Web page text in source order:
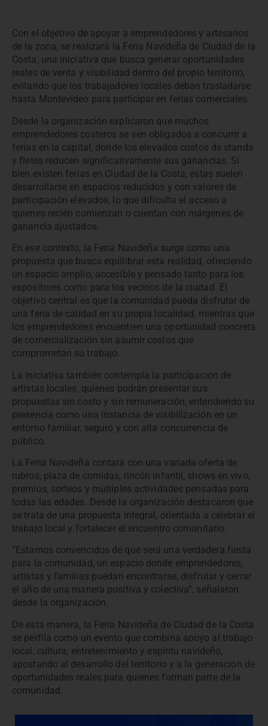
Con el objetivo de apoyar a emprendedores y artesanos
de la zona, se realizará la Feria Navideña de Ciudad de la
Costa, una iniciativa que busca generar oportunidades
reales de venta y visibilidad dentro del propio territorio,
evitando que los trabajadores locales deban trasladarse
hasta Montevideo para participar en ferias comerciales.
Desde la organización explicaron que muchos
emprendedores costeros se ven obligados a concurrir a
ferias en la capital, donde los elevados costos de stands
y fletes reducen significativamente sus ganancias. Si
bien existen ferias en Ciudad de la Costa, estas suelen
desarrollarse en espacios reducidos y con valores de
participación elevados, lo que dificulta el acceso a
quienes recién comienzan o cuentan con márgenes de
ganancia ajustados.
En ese contexto, la Feria Navideña surge como una
propuesta que busca equilibrar esta realidad, ofreciendo
un espacio amplio, accesible y pensado tanto para los
expositores como para los vecinos de la ciudad. El
objetivo central es que la comunidad pueda disfrutar de
una feria de calidad en su propia localidad, mientras que
los emprendedores encuentren una oportunidad concreta
de comercialización sin asumir costos que
comprometan su trabajo.
La iniciativa también contempla la participación de
artistas locales, quienes podrán presentar sus
propuestas sin costo y sin remuneración, entendiendo su
presencia como una instancia de visibilización en un
entorno familiar, seguro y con alta concurrencia de
público.
La Feria Navideña contará con una variada oferta de
rubros, plaza de comidas, rincón infantil, shows en vivo,
premios, sorteos y múltiples actividades pensadas para
todas las edades. Desde la organización destacaron que
se trata de una propuesta integral, orientada a celebrar el
trabajo local y fortalecer el encuentro comunitario.
“Estamos convencidos de que será una verdadera fiesta
para la comunidad, un espacio donde emprendedores,
artistas y familias puedan encontrarse, disfrutar y cerrar
el año de una manera positiva y colectiva”, señalaron
desde la organización.
De esta manera, la Feria Navideña de Ciudad de la Costa
se perfila como un evento que combina apoyo al trabajo
local, cultura, entretenimiento y espíritu navideño,
apostando al desarrollo del territorio y a la generación de
oportunidades reales para quienes forman parte de la
comunidad.